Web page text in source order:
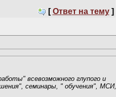
[ Ответ на тему ]
всевозможного глупого и
семинары, " обучения", МСИ,